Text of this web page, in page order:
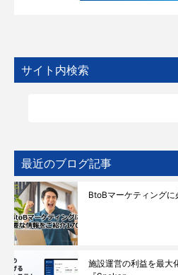
サイト内検索
最近のブログ記事
BtoBマーケティングに
施設運営の利益を最大